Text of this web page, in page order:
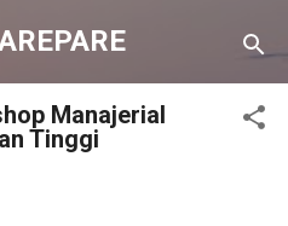
konten utama
Manajerial
Tinggi